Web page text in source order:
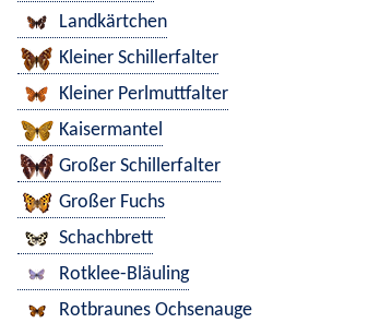
Landkärtchen
Kleiner Schillerfalter
Kleiner Perlmuttfalter
Kaisermantel
Großer Schillerfalter
Großer Fuchs
Schachbrett
Rotklee-Bläuling
Rotbraunes Ochsenauge